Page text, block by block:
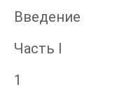
Введение
Часть I
1